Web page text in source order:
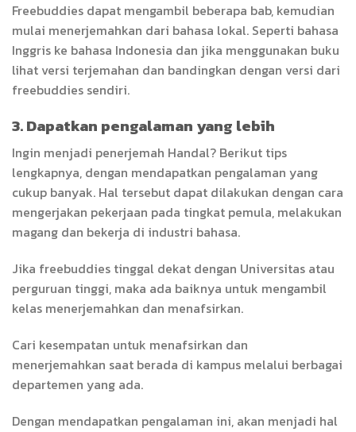
Freebuddies dapat mengambil beberapa bab, kemudian
mulai menerjemahkan dari bahasa lokal. Seperti bahasa
Inggris ke bahasa Indonesia dan jika menggunakan buku
lihat versi terjemahan dan bandingkan dengan versi dari
freebuddies sendiri.
3. Dapatkan pengalaman yang lebih
Ingin menjadi penerjemah Handal? Berikut tips
lengkapnya, dengan mendapatkan pengalaman yang
cukup banyak. Hal tersebut dapat dilakukan dengan cara
mengerjakan pekerjaan pada tingkat pemula, melakukan
magang dan bekerja di industri bahasa.
Jika freebuddies tinggal dekat dengan Universitas atau
perguruan tinggi, maka ada baiknya untuk mengambil
kelas menerjemahkan dan menafsirkan.
Cari kesempatan untuk menafsirkan dan
menerjemahkan saat berada di kampus melalui berbagai
departemen yang ada.
Dengan mendapatkan pengalaman ini, akan menjadi hal